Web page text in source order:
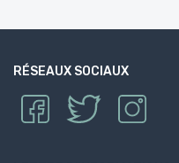
RÉSEAUX SOCIAUX